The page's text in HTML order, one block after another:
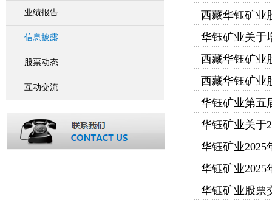
业绩报告
信息披露
股票动态
互动交流
西藏华钰矿业
华钰矿业关于
西藏华钰矿业
西藏华钰矿业
华钰矿业第五
华钰矿业关于
华钰矿业2025
华钰矿业2025
华钰矿业股票